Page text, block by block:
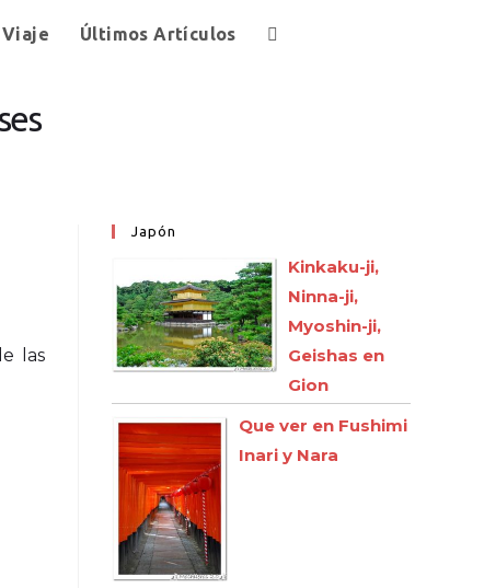
Últimos Artículos
las
Japón
Kinkaku-ji,
Ninna-ji,
Myoshin-ji,
Geishas en
Gion
Que ver en Fushimi
Inari y Nara